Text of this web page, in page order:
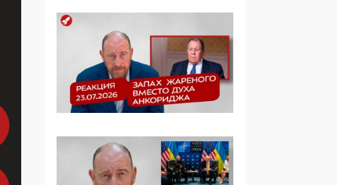
11:53, 09 Июня 2026
Прокуратура наконец
увидела
экстремистскую
деятельность ИИТО
ЮНЕСКО в России, но
цифроглобалисты
продолжают